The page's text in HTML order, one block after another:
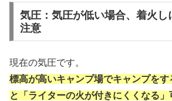
気圧：気圧が低い場合、着火し
注意
現在の気圧です。
標高が高いキャンプ場でキャンプを
と「ライターの火が付きにくくなる